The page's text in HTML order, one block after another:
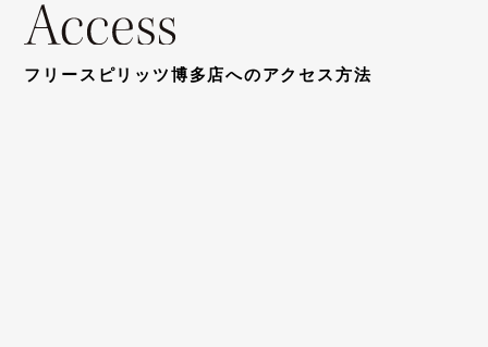
フリースピリッツ博多店へのアクセス方法